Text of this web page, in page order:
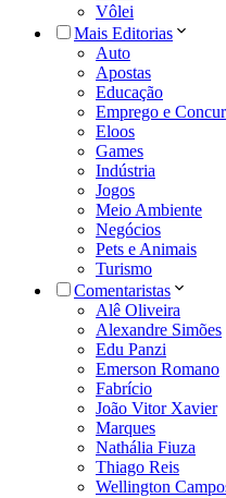
Vôlei
Mais Editorias
Auto
Apostas
Educação
Emprego e
Eloos
Games
Indústria
Jogos
Meio Ambiente
Negócios
Pets e Animais
Turismo
Comentaristas
Alê Oliveira
Alexandre Simões
Edu Panzi
Emerson Romano
Fabrício
João Vitor Xavier
Marques
Nathália Fiuza
Thiago Reis
Wellington